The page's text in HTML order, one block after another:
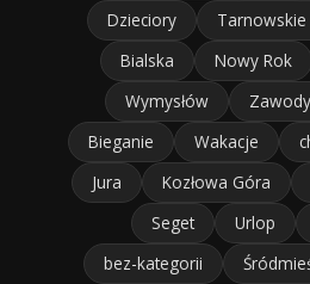
Dzieciory
Bialska
Nowy Rok
Wymysłów
Zawody
Bieganie
Wakacje
Jura
Kozłowa Góra
Seget
Urlop
bez-kategorii